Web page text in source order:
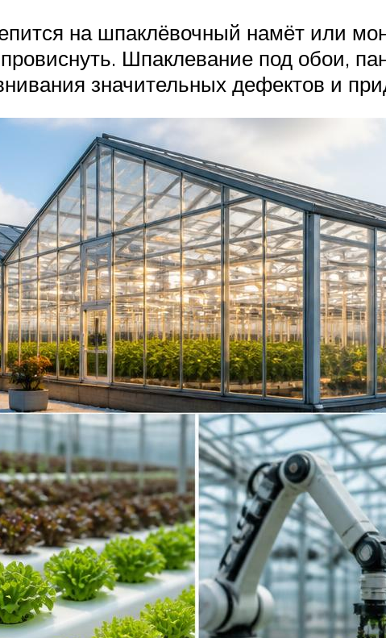
на шпаклёвочный намёт или
Шпаклевание под обои,
значительных дефектов и